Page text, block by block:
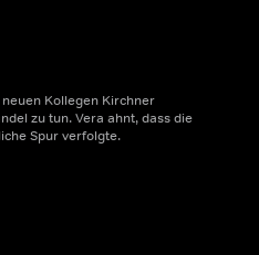
Kollegen Kirchner
zu tun. Vera ahnt, dass die
Spur verfolgte.